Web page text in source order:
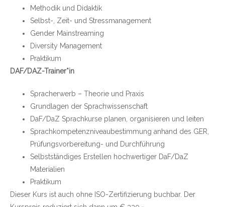
Methodik und Didaktik
Selbst-, Zeit- und Stressmanagement
Gender Mainstreaming
Diversity Management
Praktikum
DAF/DAZ-Trainer*in
Spracherwerb – Theorie und Praxis
Grundlagen der Sprachwissenschaft
DaF/DaZ Sprachkurse planen, organisieren und leiten
Sprachkompetenzniveaubestimmung anhand des GER,
Prüfungsvorbereitung- und Durchführung
Selbstständiges Erstellen hochwertiger DaF/DaZ
Materialien
Praktikum
Dieser Kurs ist auch ohne ISO-Zertifizierung buchbar. Der